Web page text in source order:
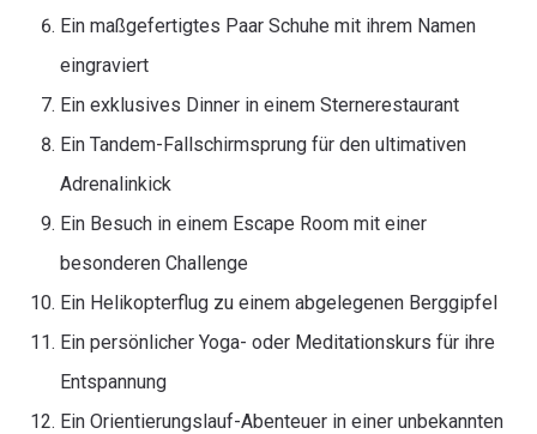
Ein maßgefertigtes Paar Schuhe mit ihrem Namen
eingraviert
Ein exklusives Dinner in einem Sternerestaurant
Ein Tandem-Fallschirmsprung für den ultimativen
Adrenalinkick
Ein Besuch in einem Escape Room mit einer
besonderen Challenge
Ein Helikopterflug zu einem abgelegenen Berggipfel
Ein persönlicher Yoga- oder Meditationskurs für ihre
Entspannung
Ein Orientierungslauf-Abenteuer in einer unbekannten